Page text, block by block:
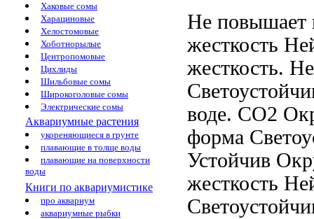
Хаковые сомы
Харациновые
Хелостомовые
Хоботнорылые
Центропомовые
Цихлиды
Шильбовые сомы
Широкоголовые сомы
Электрические сомы
Аквариумные растения
укореняющиеся в грунте
плавающие в толще воды
плавающие на поверхности
воды
Книги по аквариумистике
про аквариум
аквариумные рыбки
Не повышает
жесткость
жесткость.
воде. СО2
форма
Устойчив
жесткость